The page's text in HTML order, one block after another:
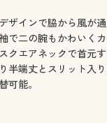
ザインで脇から風が
で二の腕もかわいくカ
クエアネックで首元す
半端丈とスリット入り
可能。